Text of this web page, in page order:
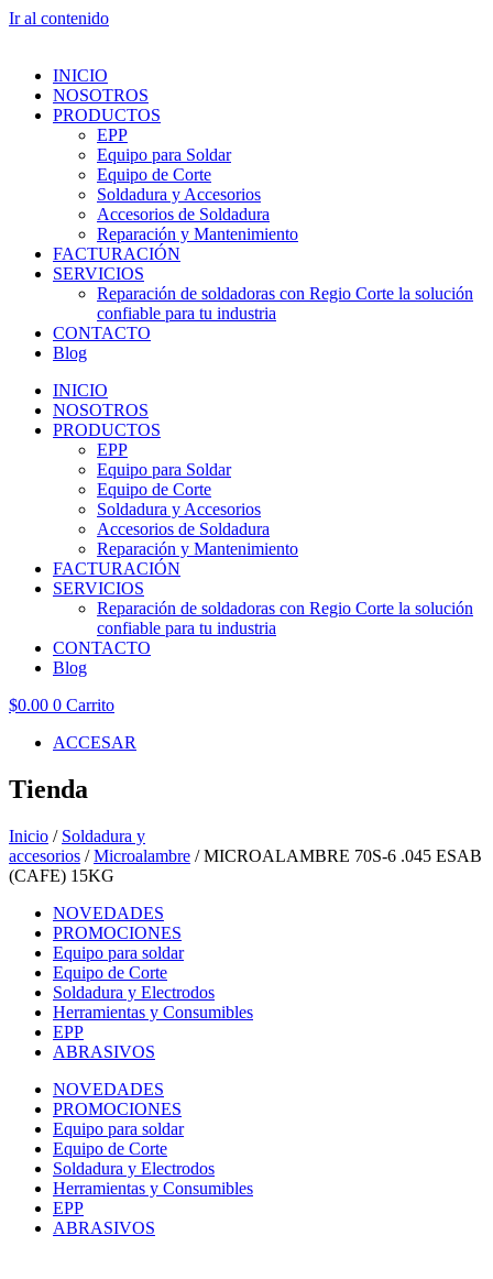
Ir al contenido
INICIO
NOSOTROS
PRODUCTOS
EPP
Equipo para Soldar
Equipo de Corte
Soldadura y Accesorios
Accesorios de Soldadura
Reparación y Mantenimiento
FACTURACIÓN
SERVICIOS
Reparación de soldadoras con Regio Corte la solución
confiable para tu industria
CONTACTO
Blog
INICIO
NOSOTROS
PRODUCTOS
EPP
Equipo para Soldar
Equipo de Corte
Soldadura y Accesorios
Accesorios de Soldadura
Reparación y Mantenimiento
FACTURACIÓN
SERVICIOS
Reparación de soldadoras con Regio Corte la solución
confiable para tu industria
CONTACTO
Blog
$0.00 0 Carrito
ACCESAR
Tienda
Inicio / Soldadura y
accesorios /Microalambre / MICROALAMBRE 70S-6 .045 ESAB
(CAFE) 15KG
NOVEDADES
PROMOCIONES
Equipo para soldar
Equipo de Corte
Soldadura y Electrodos
Herramientas y Consumibles
EPP
ABRASIVOS
NOVEDADES
PROMOCIONES
Equipo para soldar
Equipo de Corte
Soldadura y Electrodos
Herramientas y Consumibles
EPP
ABRASIVOS